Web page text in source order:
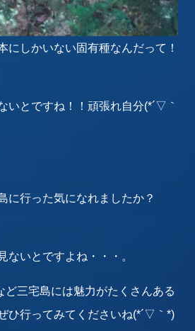
にしかいない固有種なんだって！
いとですね！！頑張れ自分(*´▽｀
に行った気になれましたか？
ないとですよね・・・。
ど三宅島には魅力がたくさんある
ひ行ってみてくださいね(*´▽｀*)